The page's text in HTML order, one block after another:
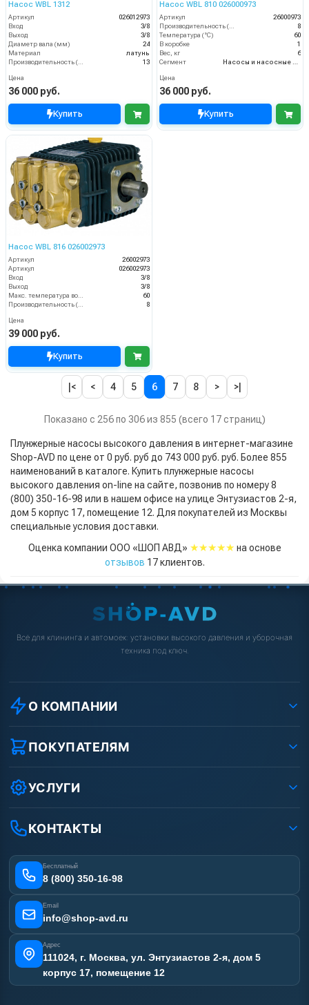
Насос WBL 1312
Артикул
026012973
Вход
3/8
Выход
3/8
Диаметр вала (мм)
24
Материал
латунь
Производительность (л/мин)
13
Цена
36 000 руб.
Купить
Насос WBL 810 026000973
Артикул
26000973
Производительность (л/мин)
8
Температура (°C)
60
В коробке
1
Вес, кг
6
Сегмент
Насосы и насосные станции
Цена
36 000 руб.
Купить
Насос WBL 816 026002973
Артикул
26002973
Артикул
026002973
Вход
3/8
Выход
3/8
60
8
Цена
39 000 руб.
Купить
|< < 4 5 6 7 8 > >|
Показано с 256 по 306 из 855 (всего 17 страниц)
Плунжерные насосы высокого давления в интернет-магазине
Shop-AVD по цене от 0 руб. руб до 743 000 руб. руб. Более 855
наименований в каталоге. Купить плунжерные насосы
высокого давления on-line на сайте, позвонив по номеру 8
(800) 350-16-98 или в нашем офисе на улице Энтузиастов 2-я,
дом 5 корпус 17, помещение 12. Для покупателей из Москвы
специальные условия доставки.
Оценка компании ООО «ШОП АВД» ★★★★★ на основе
отзывов 17клиентов.
Всё для клининга и автомоек: установки высокого давления и уборочная
техника под ключ.
О КОМПАНИИ
О компании
Реквизиты ООО «Шоп АВД»
Условия соглашения
Вакансии
Статьи
ПОКУПАТЕЛЯМ
Как заказать?
Оплата
Лизинг
Получить скидку
УСЛУГИ
Услуги
Аренда АВД
Сертификаты
Наши работы
Карта сайта
КОНТАКТЫ
Бесплатный
8 (800) 350-16-98
Email
info@shop-avd.ru
Адрес
111024, г. Москва, ул. Энтузиастов 2-я, дом 5
корпус 17, помещение 12